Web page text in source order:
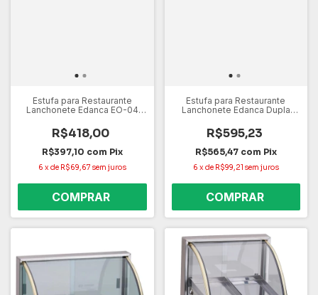
Estufa para Restaurante
Lanchonete Edanca EO-04
Vidro Temperado
R$418,00
R$397,10 com Pix
6 xde R$69,67 sem juros
Estufa para Restaurante
Lanchonete Edanca Dupla
Inox, Vidro Temperado
R$595,23
R$565,47 com Pix
6 xde R$99,21 sem juros